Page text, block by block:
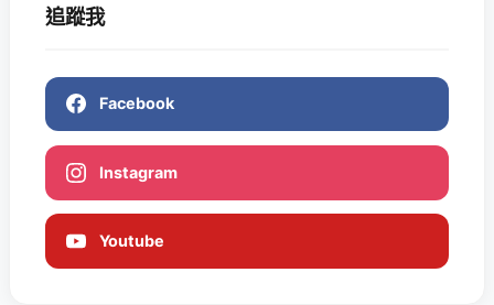
追蹤我
Facebook
Instagram
Youtube